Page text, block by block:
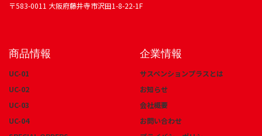
〒583-0011 大阪府藤井寺市沢田1-8-22-1F
商品情報
UC-01
UC-02
UC-03
UC-04
企業情報
サスペンションプラスとは
お知らせ
会社概要
お問い合わせ